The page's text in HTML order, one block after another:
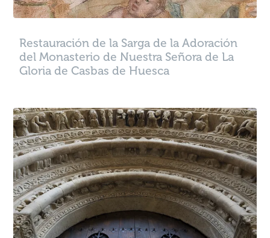
Restauración de la Sarga de la Adoración
del Monasterio de Nuestra Señora de La
Gloria de Casbas de Huesca
base a cómo
se usa la
Experiencia
Para que
durante tu
visita. Si
rechaza estas
cookies,
algunas
funcionalidades
desaparecerán
de la web.